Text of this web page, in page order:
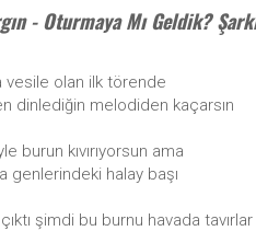
- Oturmaya Mı Geldik?
vesile olan ilk törende
dinlediğin melodiden kaçarsın
burun kıvırıyorsun ama
genlerindeki halay başı
şimdi bu burnu havada tavırlar